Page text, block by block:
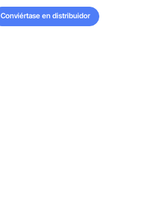
Conviértase en distribuidor
Conviértase en distribuidor